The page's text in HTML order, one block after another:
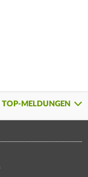
TOP-MELDUNGEN